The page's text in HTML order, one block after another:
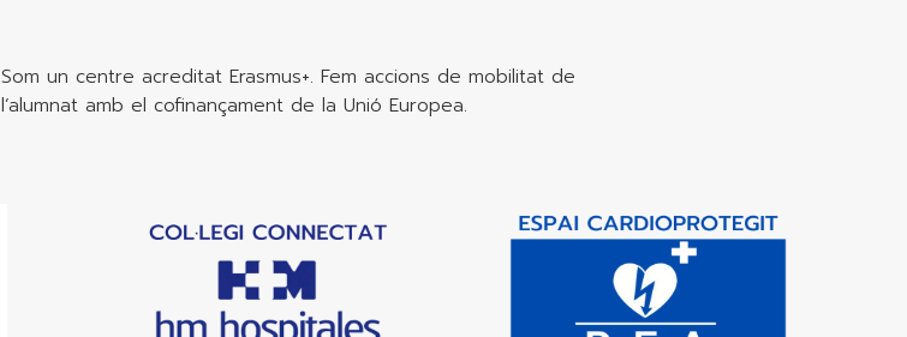
Som un centre acreditat Erasmus+. Fem accions de mobilitat de
l’alumnat amb el cofinançament de la Unió Europea.